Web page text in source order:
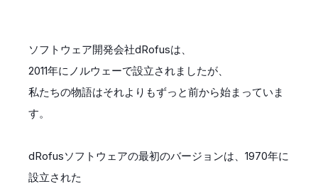
ソフトウェア開発会社dRofusは、
2011年にノルウェーで設立されましたが、
私たちの物語はそれよりもずっと前から始まっていま
す。
dRofusソフトウェアの最初のバージョンは、1970年に
設立された